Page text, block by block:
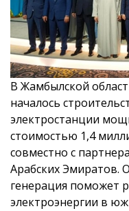
В Жамбылской
началось
электростанции
стоимостью 1,4
совместно с
Арабских Эмиратов.
генерация поможет
электроэнергии в